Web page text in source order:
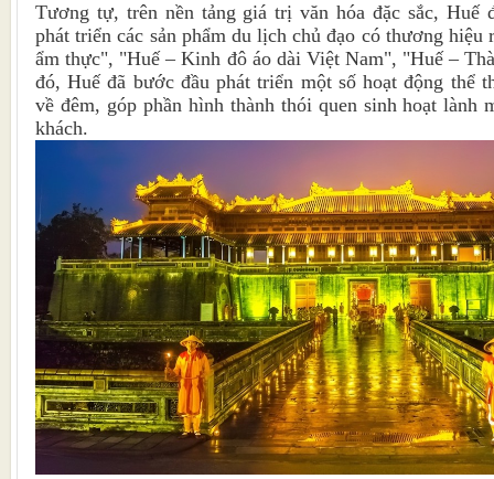
Tương tự, trên nền tảng giá trị văn hóa đặc sắc, Huế
phát triển các sản phẩm du lịch chủ đạo có thương
ẩm thực", "Huế – Kinh đô áo dài Việt Nam", "Huế –
đó, Huế đã bước đầu phát triển một số hoạt động thể
về đêm, góp phần hình thành thói quen sinh hoạt lành
khách.